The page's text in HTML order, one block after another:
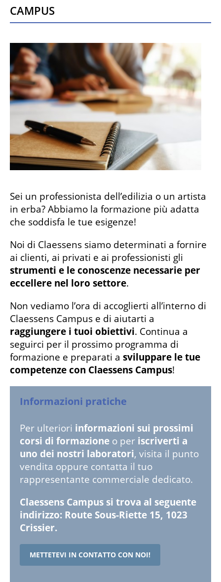
Campus
Sei un professionista dell’edilizia o un artista
in erba? Abbiamo la formazione più adatta
che soddisfa le tue esigenze!
Noi di Claessens siamo determinati a fornire
ai clienti, ai privati e ai professionisti gli
strumenti e le conoscenze necessarie per
eccellere nel loro settore.
Non vediamo l’ora di accoglierti all’interno di
Claessens Campus e di aiutarti a
raggiungere i tuoi obiettivi. Continua a
seguirci per il prossimo programma di
formazione e preparati a sviluppare le tue
competenze con Claessens Campus!
Informazioni pratiche
Per ulteriori informazioni sui prossimi
corsi di formazione o per iscriverti a
uno dei nostri laboratori, visita il punto
vendita oppure contatta il tuo
rappresentante commerciale dedicato.
Claessens Campus si trova al seguente
indirizzo: Route Sous-Riette 15, 1023
Crissier.
METTETEVI IN CONTATTO CON NOI!